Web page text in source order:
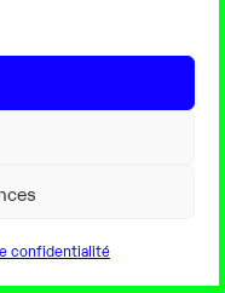
confidentialité